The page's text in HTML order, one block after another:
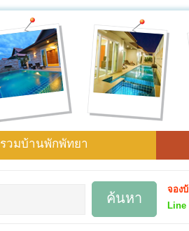
รวมบ้านพักพัทยา
จอง
Line